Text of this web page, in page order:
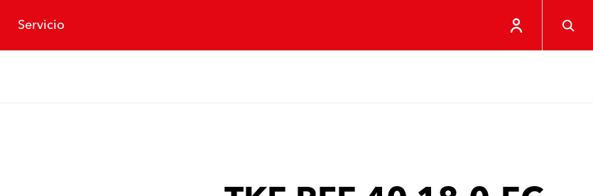
Servicio